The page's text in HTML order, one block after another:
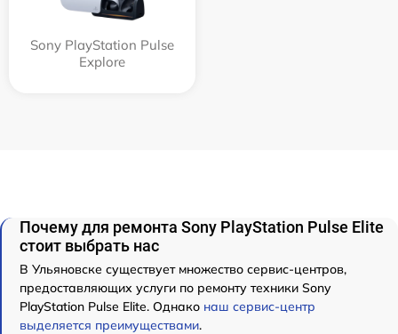
Sony PlayStation Pulse
Explore
Почему для ремонта Sony PlayStation Pulse Elite
стоит выбрать нас
В Ульяновске существует множество сервис-центров,
предоставляющих услуги по ремонту техники Sony
PlayStation Pulse Elite. Однако наш сервис-центр
выделяется преимуществами.